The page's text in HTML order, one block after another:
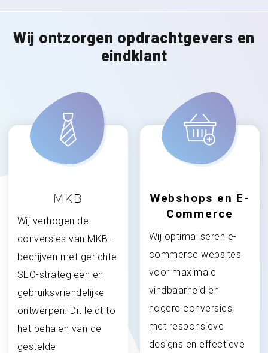
Wij ontzorgen opdrachtgevers en
eindklant
MKB
Wij verhogen de
conversies van MKB-
bedrijven met gerichte
SEO-strategieën en
gebruiksvriendelijke
ontwerpen. Dit leidt to
het behalen van de
gestelde
Webshops en E-
Commerce
Wij optimaliseren e-
commerce websites
voor maximale
vindbaarheid en
hogere conversies,
met responsieve
designs en effectieve